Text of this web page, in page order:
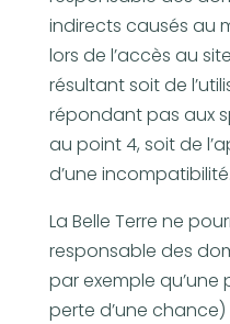
indirects causés au
lors de l’accès au site
résultant soit de
répondant pas aux
au point 4, soit de
d’une incompatibilité.
La Belle Terre ne
responsable des
par exemple
perte d’une